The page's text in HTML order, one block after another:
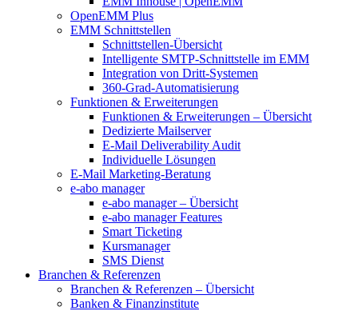
OpenEMM Plus
EMM Schnittstellen
Schnittstellen-Übersicht
Intelligente SMTP-Schnittstelle im EMM
Integration von Dritt-Systemen
360-Grad-Automatisierung
Funktionen & Erweiterungen
Funktionen & Erweiterungen – Übersicht
Dedizierte Mailserver
E-Mail Deliverability Audit
Individuelle Lösungen
E-Mail Marketing-Beratung
e-abo manager
e-abo manager – Übersicht
e-abo manager Features
Smart Ticketing
Kursmanager
SMS Dienst
Branchen & Referenzen
Branchen & Referenzen – Übersicht
Banken & Finanzinstitute